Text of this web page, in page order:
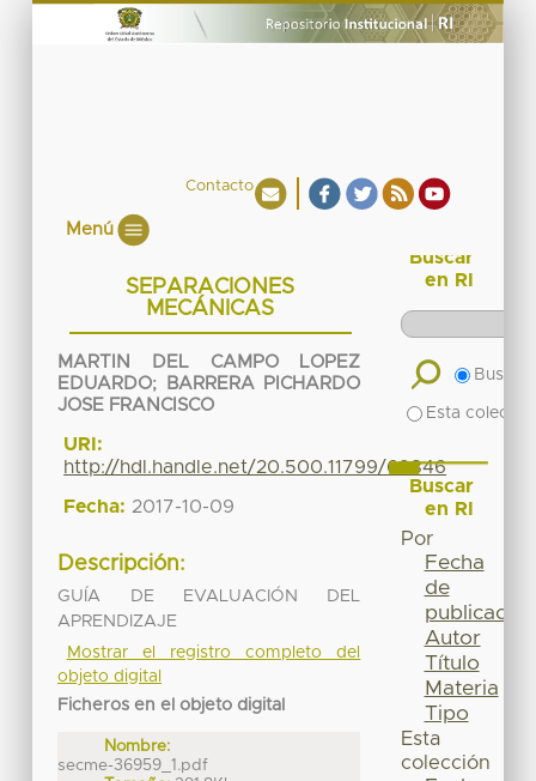
Contacto
Menú
SEPARACIONES
MECÁNICAS
MARTIN DEL CAMPO LOPEZ
EDUARDO;
BARRERA PICHARDO
JOSE FRANCISCO
URI:
http://hdl.handle.net/20.500.11799/69846
Fecha: 2017-10-09
Descripción:
GUÍA DE EVALUACIÓN DEL
APRENDIZAJE
Mostrar el registro completo del
objeto digital
Ficheros en el objeto digital
Nombre:
secme-36959_1.pdf
Buscar
en RI
Buscar
Esta
Buscar
en RI
Por
Fecha
de
publicación
Autor
Título
Materia
Tipo
Esta
colección